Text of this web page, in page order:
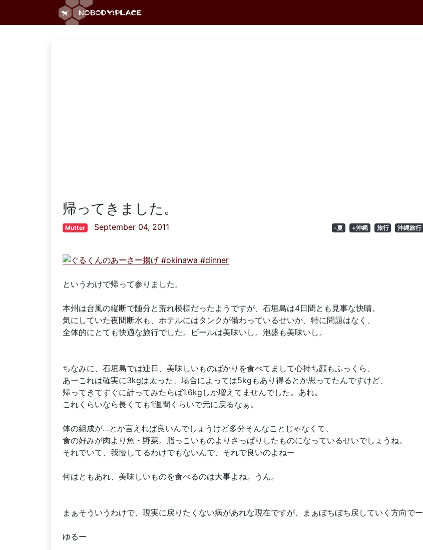
帰ってきました。
Mutter September 04, 2011 -夏 +沖縄 旅行 沖縄旅行
というわけで帰って参りました。
本州は台風の縦断で随分と荒れ模様だったようですが、石垣島は4日間とも見事な快晴。
気にしていた夜間断水も、ホテルにはタンクが備わっているせいか、特に問題はなく、
全体的にとても快適な旅行でした。ビールは美味いし。泡盛も美味いし。
ちなみに、石垣島では連日、美味しいものばかりを食べてまして心持ち顔もふっくら、
あーこれは確実に3kgは太った、場合によっては5kgもあり得るとか思ってたんですけど、
帰ってきてすぐに計ってみたらば1.6kgしか増えてませんでした。あれ。
これくらいなら長くても1週間くらいで元に戻るなぁ。
体の組成が…とか言えれば良いんでしょうけど多分そんなことじゃなくて、
食の好みが肉より魚・野菜。脂っこいものよりさっぱりしたものになっているせいでしょうね。
それでいて、我慢してるわけでもないんで、それで良いのよねー
何はともあれ、美味しいものを食べるのは大事よね。うん。
まぁそういうわけで、現実に戻りたくない病があれな現在ですが、まぁぼちぼち戻していく方向でー
ゆるー